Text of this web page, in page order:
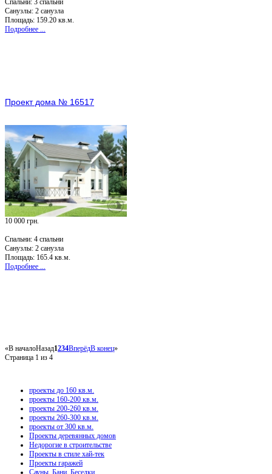
Спальни: 3 спальни
Санузлы: 2 санузла
Площадь: 159.20 кв.м.
Подробнее ...
Проект дома № 16517
10 000 грн.
Спальни: 4 спальни
Санузлы: 2 санузла
Площадь: 165.4 кв.м.
Подробнее ...
«В началоНазад1234ВперёдВ конец»
Страница 1 из 4
проекты до 160 кв.м.
проекты 160-200 кв.м.
проекты 200-260 кв.м.
проекты 260-300 кв.м.
проекты от 300 кв.м.
Проекты деревянных домов
Недорогие в строительстве
Проекты в стиле хай-тек
Проекты гаражей
Сауны, Бани, Беседки